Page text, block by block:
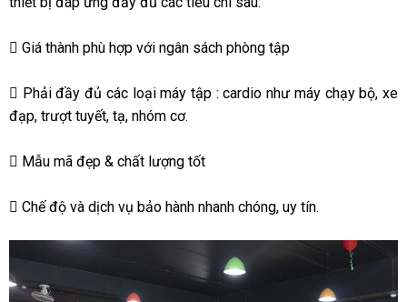
 Giá thành phù hợp với ngân sách phòng tập
 Phải đầy đủ các loại máy tập : cardio như máy chạy bộ, xe
đạp, trượt tuyết, tạ, nhóm cơ.
 Mẫu mã đẹp & chất lượng tốt
 Chế độ và dịch vụ bảo hành nhanh chóng, uy tín.